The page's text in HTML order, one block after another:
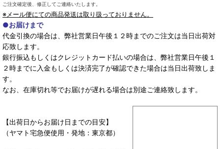
ご注文確定後、修正してご連絡いたします。
※メール便にての商品発送は取り扱っておりません。
●お届けまで
代金引換の場合は、弊社営業日午後１２時までのご注文は当日出荷対
応致します。
銀行振込もしくはクレジットカード払いの場合は、弊社営業日午後１
２時までに入金もしくは決済完了が確認できた場合は当日出荷致しま
す。
なお、在庫切れ等でお届けが遅れる場合は別途ご連絡致します。
【出荷日からお届け日までの目安】
（ヤマト宅急便使用・発地：東京都）